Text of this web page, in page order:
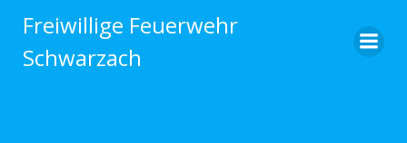
Inhalt
Freiwillige Feuerwehr
Schwarzach